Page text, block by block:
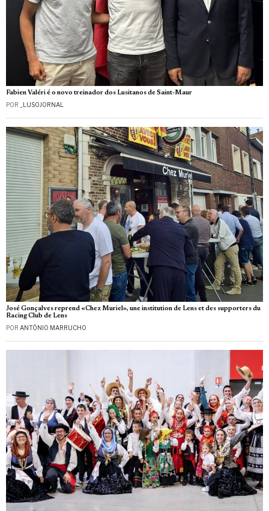
Fabien Valéri é o novo treinador dos Lusitanos de Saint-Maur
POR _LUSOJORNAL
José Gonçalves reprend «Chez Muriel», une institution de Lens et des supporters du
Racing Club de Lens
POR ANTÓNIO MARRUCHO